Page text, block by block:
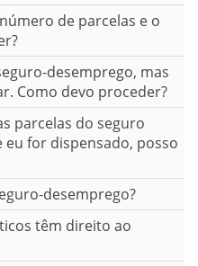
de parcelas e o
desemprego, mas
Como devo proceder?
parcelas do seguro
eu for dispensado, posso
desemprego?
têm direito ao